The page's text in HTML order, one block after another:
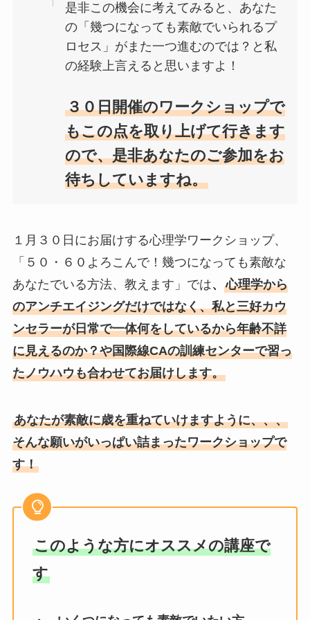
是非この機会に考えてみると、あなた
の「幾つになっても素敵でいられるプ
ロセス」がまた一つ進むのでは？と私
の経験上言えると思いますよ！
３０日開催のワークショップで
もこの点を取り上げて行きます
ので、是非あなたのご参加をお
待ちしていますね。
１月３０日にお届けする心理学ワークショップ、
「５０・６０よろこんで！幾つになっても素敵な
あなたでいる方法、教えます」では、 心理学から
のアンチエイジングだけではなく、私と三好カウ
ンセラーが日常で一体何をしているから年齢不詳
に見えるのか？や国際線CAの訓練センターで習っ
たノウハウも合わせてお届けします。
あなたが素敵に歳を重ねていけますように、、、
そんな願いがいっぱい詰まったワークショップで
す！
このような方にオススメの講座で
す